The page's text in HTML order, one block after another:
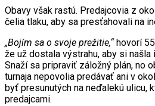
Obavy však rastú. Predajcovia z
čelia tlaku, aby sa presťahovali na
„Bojím sa o svoje prežitie,“ hovorí
že už dostala výstrahu, aby si našla
Snaží sa pripraviť záložný plán, no
turnaja nepovolia predávať ani v
byť presunutých na neďalekú ulicu,
predajcami.